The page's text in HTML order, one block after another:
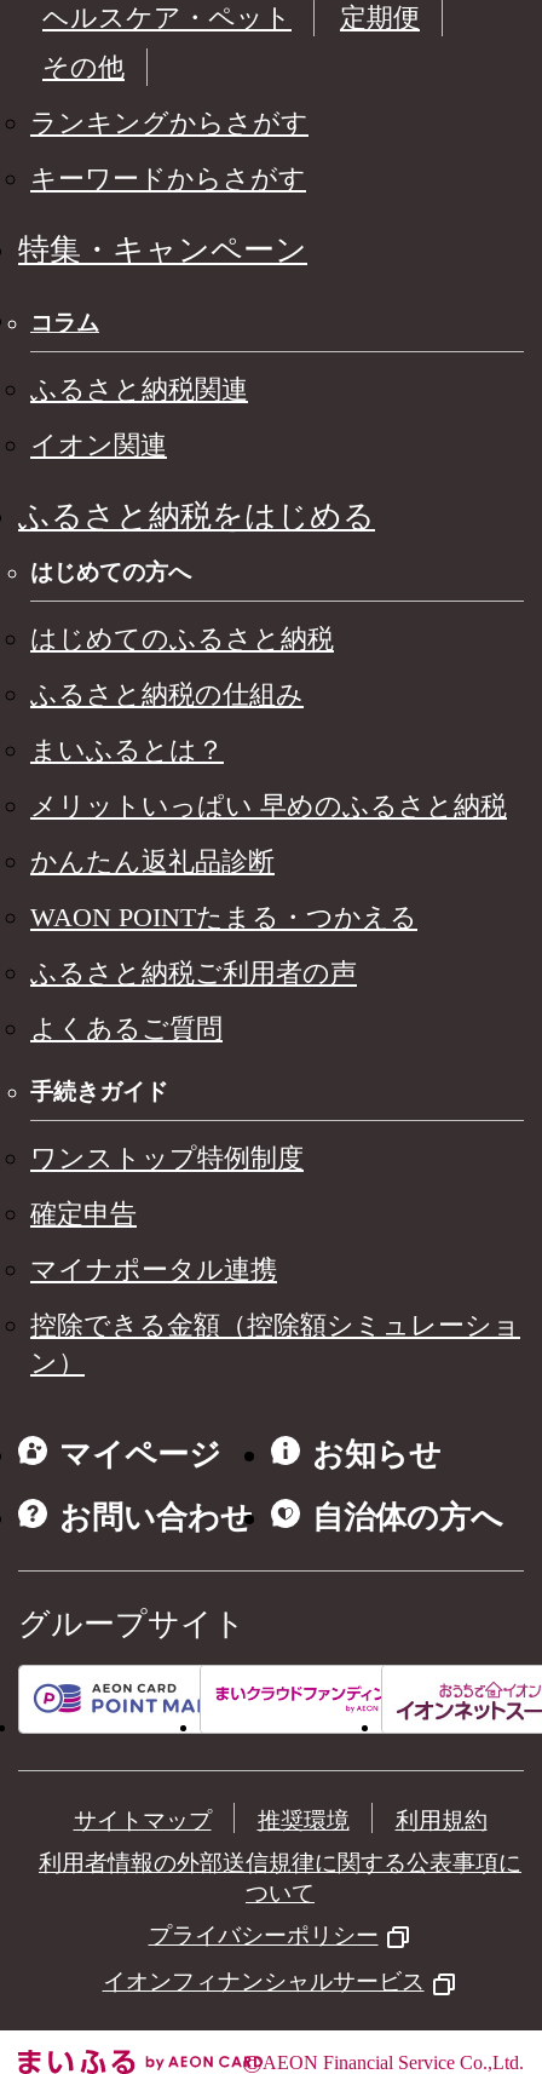
ヘルスケア・ペット
定期便
その他
ランキングからさがす
キーワードからさがす
特集・キャンペーン
コラム
ふるさと納税関連
イオン関連
ふるさと納税をはじめる
はじめての方へ
はじめてのふるさと納税
ふるさと納税の仕組み
まいふるとは？
メリットいっぱい 早めのふるさと納税
かんたん返礼品診断
WAON POINTたまる・つかえる
ふるさと納税ご利用者の声
よくあるご質問
手続きガイド
ワンストップ特例制度
確定申告
マイナポータル連携
控除できる金額（控除額シミュレーショ
ン）
マイページ
お知らせ
お問い合わせ
自治体の方へ
グループサイト
サイトマップ 推奨環境
利用規約
利用者情報の外部送信規律に関する公表事項に
ついて
プライバシーポリシー
イオンフィナンシャルサービス
©AEON Financial Service Co.,Ltd.